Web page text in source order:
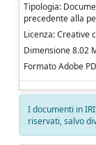
Tipologia:
precedente alla
Licenza: Creative
Dimensione 8.02
Formato Adobe
I documenti in
riservati, salvo